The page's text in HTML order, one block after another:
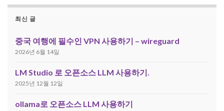
최신 글
중국 여행에 필수인 VPN 사용하기 – wireguard
2026년 6월 14일
LM Studio 로 오픈소스 LLM 사용하기.
2025년 12월 12일
ollama로 오픈소스 LLM 사용하기